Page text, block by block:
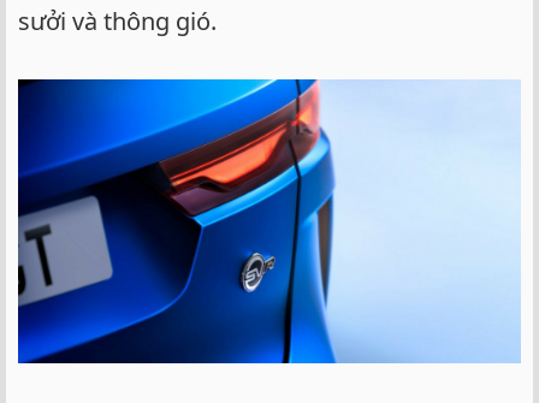
sưởi và thông gió.